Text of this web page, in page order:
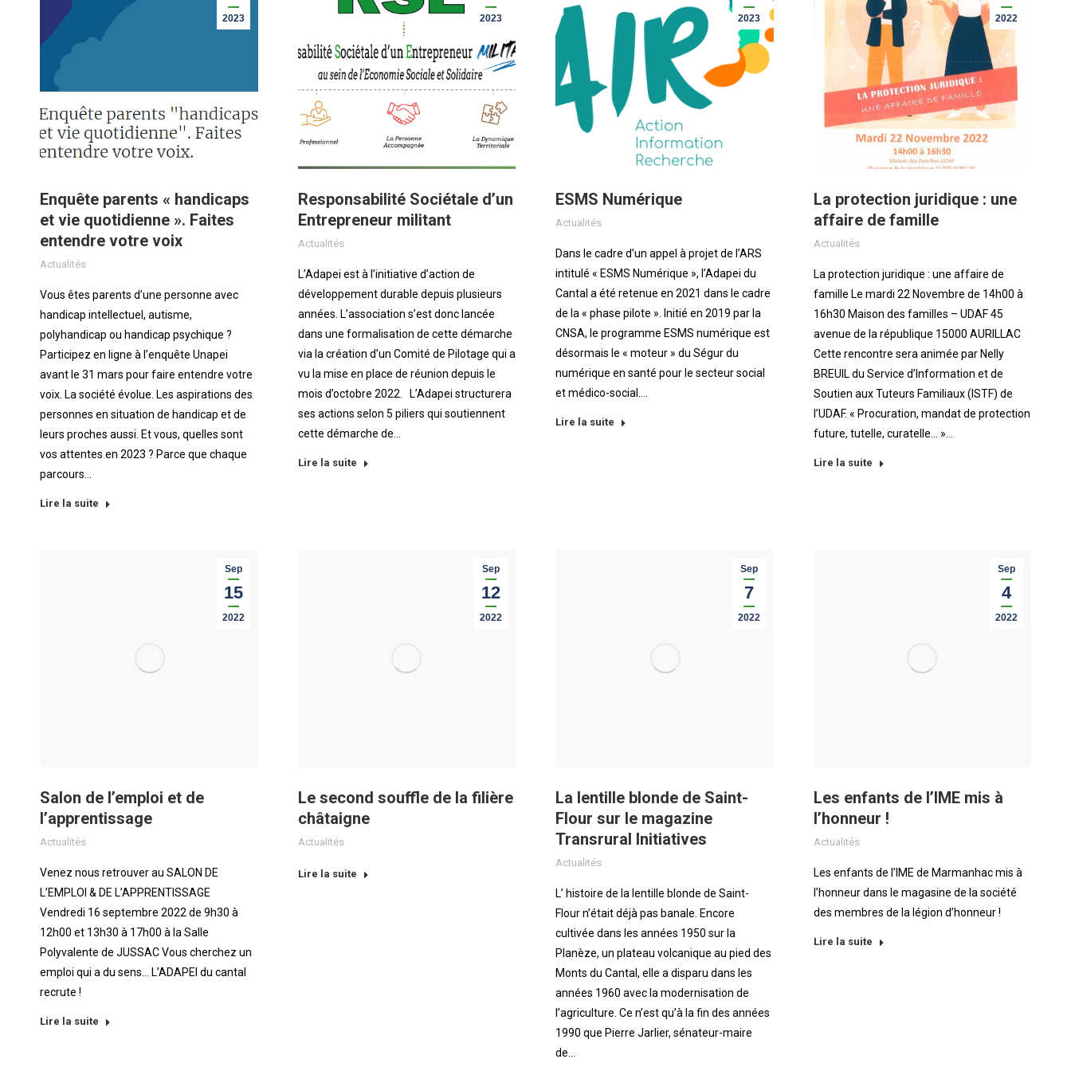
2023
Enquête parents « handicaps
et vie quotidienne ». Faites
entendre votre voix
Actualités
Vous êtes parents d’une personne avec
handicap intellectuel, autisme,
polyhandicap ou handicap psychique ?
Participez en ligne à l’enquête Unapei
avant le 31 mars pour faire entendre votre
voix. La société évolue. Les aspirations des
personnes en situation de handicap et de
leurs proches aussi. Et vous, quelles sont
vos attentes en 2023 ? Parce que chaque
parcours…
Lire la suite
2023
Responsabilité Sociétale d’un
Entrepreneur militant
Actualités
L’Adapei est à l’initiative d’action de
développement durable depuis plusieurs
années. L’association s’est donc lancée
dans une formalisation de cette démarche
via la création d’un Comité de Pilotage qui a
vu la mise en place de réunion depuis le
mois d’octobre 2022. L’Adapei structurera
ses actions selon 5 piliers qui soutiennent
cette démarche de…
Lire la suite
2023
ESMS Numérique
Actualités
Dans le cadre d’un appel à projet de l’ARS
intitulé « ESMS Numérique », l’Adapei du
Cantal a été retenue en 2021 dans le cadre
de la « phase pilote ». Initié en 2019 par la
CNSA, le programme ESMS numérique est
désormais le « moteur » du Ségur du
numérique en santé pour le secteur social
et médico-social.…
Lire la suite
2022
La protection juridique : une
affaire de famille
Actualités
La protection juridique : une affaire de
famille Le mardi 22 Novembre de 14h00 à
16h30 Maison des familles – UDAF 45
avenue de la république 15000 AURILLAC
Cette rencontre sera animée par Nelly
BREUIL du Service d’Information et de
Soutien aux Tuteurs Familiaux (ISTF) de
l’UDAF. « Procuration, mandat de protection
future, tutelle, curatelle… »…
Lire la suite
Sep
15
2022
Salon de l’emploi et de
l’apprentissage
Actualités
Venez nous retrouver au SALON DE
L’EMPLOI & DE L’APPRENTISSAGE
Vendredi 16 septembre 2022 de 9h30 à
12h00 et 13h30 à 17h00 à la Salle
Polyvalente de JUSSAC Vous cherchez un
emploi qui a du sens… L’ADAPEI du cantal
recrute !
Lire la suite
Sep
12
2022
Le second souffle de la filière
châtaigne
Actualités
Lire la suite
Sep
7
2022
La lentille blonde de Saint-
Flour sur le magazine
Transrural Initiatives
Actualités
L’ histoire de la lentille blonde de Saint-
Flour n’était déjà pas banale. Encore
cultivée dans les années 1950 sur la
Planèze, un plateau volca­nique au pied des
Monts du Cantal, elle a disparu dans les
années 1960 avec la mo­dernisation de
l’agriculture. Ce n’est qu’à la fin des années
1990 que Pierre Jarlier, sénateur-maire
de…
Sep
4
2022
Les enfants de l’IME mis à
l’honneur !
Actualités
Les enfants de l’IME de Marmanhac mis à
l’honneur dans le magasine de la société
des membres de la légion d’honneur !
Lire la suite